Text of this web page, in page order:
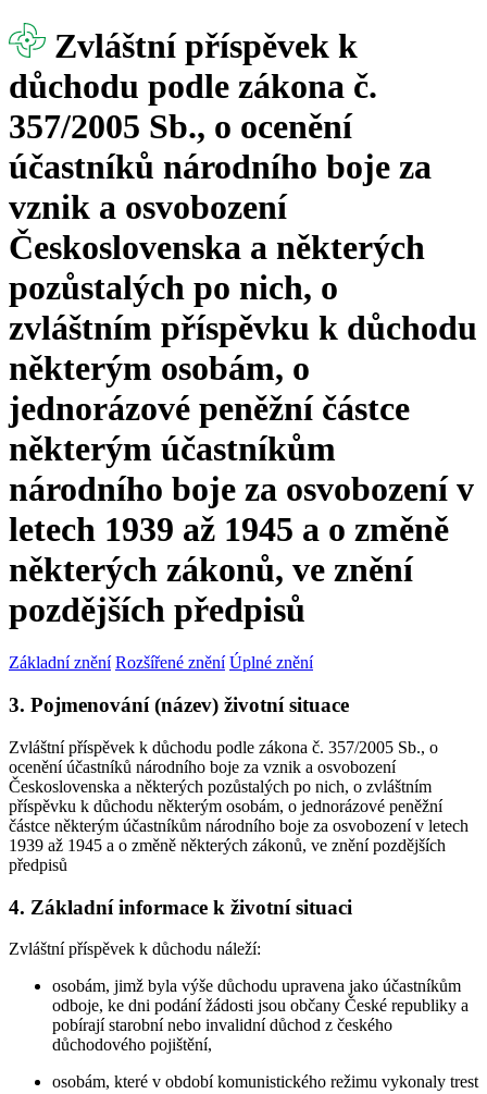
Zvláštní příspěvek k
důchodu podle zákona č.
357/2005 Sb., o ocenění
účastníků národního boje za
vznik a osvobození
Československa a některých
pozůstalých po nich, o
zvláštním příspěvku k důchodu
některým osobám, o
jednorázové peněžní částce
některým účastníkům
národního boje za osvobození v
letech 1939 až 1945 a o změně
některých zákonů, ve znění
pozdějších předpisů
Základní znění Rozšířené znění Úplné znění
3. Pojmenování (název) životní situace
Zvláštní příspěvek k důchodu podle zákona č. 357/2005 Sb., o
ocenění účastníků národního boje za vznik a osvobození
Československa a některých pozůstalých po nich, o zvláštním
příspěvku k důchodu některým osobám, o jednorázové peněžní
částce některým účastníkům národního boje za osvobození v letech
1939 až 1945 a o změně některých zákonů, ve znění pozdějších
předpisů
4. Základní informace k životní situaci
Zvláštní příspěvek k důchodu náleží:
osobám, jimž byla výše důchodu upravena jako účastníkům
odboje, ke dni podání žádosti jsou občany České republiky a
pobírají starobní nebo invalidní důchod z českého
důchodového pojištění,
osobám, které v období komunistického režimu vykonaly trest